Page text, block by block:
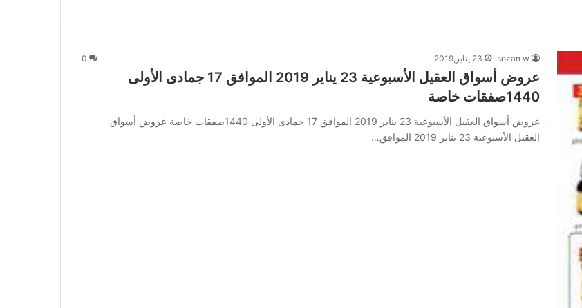
sozan w 23 يناير,2019 0
عروض أسواق العقيل الأسبوعية 23 يناير 2019 الموافق 17 جمادى الأولى
1440صفقات خاصة
عروض أسواق العقيل الأسبوعية 23 يناير 2019 الموافق 17 جمادى الأولى 1440صفقات خاصة عروض أسواق
العقيل الأسبوعية 23 يناير 2019 الموافق…